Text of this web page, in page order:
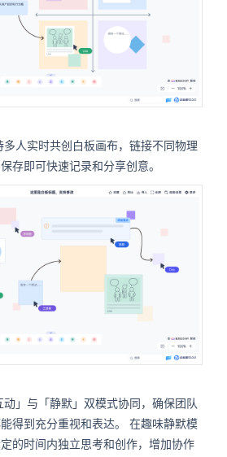
多人实时共创白板画布，链接不同物理
存即可快速记录和分享创意。
动」与「静默」双模式协同，确保团队
得到充分重视和表达。 在趣味静默模
的时间内独立思考和创作，增加协作